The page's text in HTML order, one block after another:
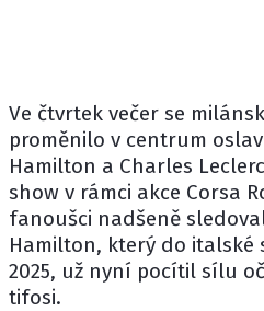
Ve čtvrtek večer se
proměnilo v centrum oslav
Hamilton a Charles Leclerc
show v rámci akce Corsa
fanoušci nadšeně
Hamilton, který do italské
2025, už nyní pocítil sílu
tifosi.